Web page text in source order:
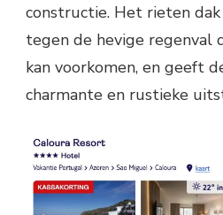
constructie. Het rieten
tegen de hevige regenval
kan voorkomen, en geeft
charmante en rustieke